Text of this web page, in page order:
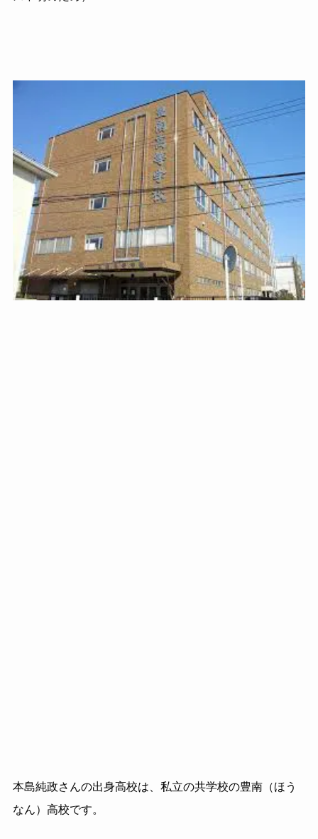
本島純政さんの出身高校は、私立の共学校の豊南（ほう
なん）高校です。